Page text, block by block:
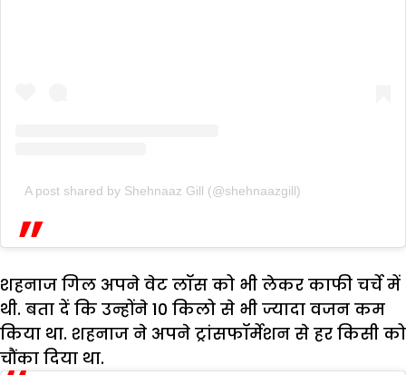
A post shared by Shehnaaz Gill (@shehnaazgill)
शहनाज गिल अपने वेट लॉस को भी लेकर काफी चर्चे में
थी. बता दें कि उन्होंने 10 किलो से भी ज्यादा वजन कम
किया था. शहनाज ने अपने ट्रांसफॉर्मेशन से हर किसी को
चौंका दिया था.